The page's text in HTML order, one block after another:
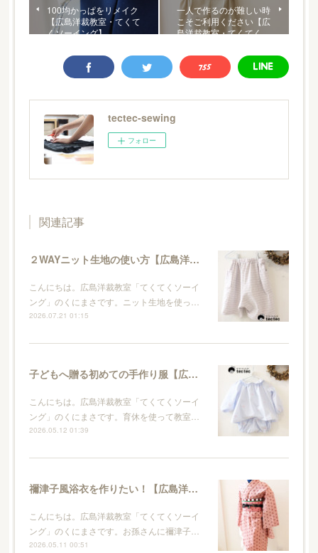
100均かっぱをリメイク
【広島洋裁教室・てくて
くソーイング】
一人で作るのが難しい時
こそご利用ください【広
島洋裁教室・てくてく…
tectec-sewing
フォロー
関連記事
２WAYニット生地の使い方【広島洋裁教室・てくてくソーイング】
こんにちは。広島洋裁教室「てくてくソーイ
ング」のくにまさです。ニット生地を使っ…
2026.07.21 01:15
子どもへ贈る初めての手作り服【広島洋裁教室・てくてくソーイング】
こんにちは。広島洋裁教室「てくてくソーイ
ング」のくにまさです。育休を使って教室…
2026.05.12 01:39
禰津子風浴衣を作りたい！【広島洋裁教室・てくてくソーイング】
こんにちは。広島洋裁教室「てくてくソーイ
ング」のくにまさです。お孫さんに禰津子…
2026.05.11 00:51